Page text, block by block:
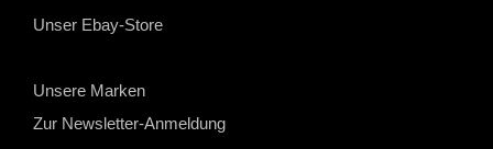
Unser Ebay-Store
Unsere Marken
Zur Newsletter-Anmeldung